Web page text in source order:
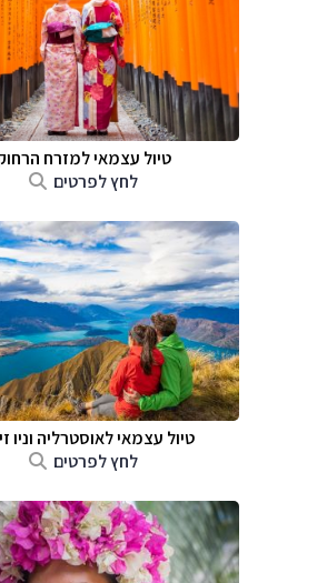
טיול עצמאי למזרח
לחץ לפרטים
טיול עצמאי לאוסטרליה וניו
לחץ לפרטים